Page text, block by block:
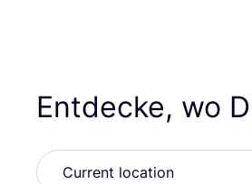
Entdecke, wo